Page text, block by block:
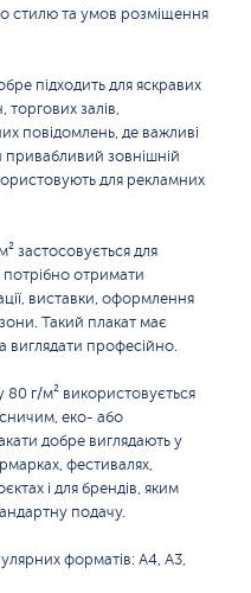
стилю та умов розміщення
підходить для яскравих
торгових залів,
повідомлень, де важливі
привабливий зовнішній
для рекламних
застосовується для
потрібно отримати
виставки, оформлення
Такий плакат має
виглядати професійно.
80 г/м² використовується
еко- або
добре виглядають у
фестивалях,
і для брендів, яким
подачу.
форматів: А4, А3,